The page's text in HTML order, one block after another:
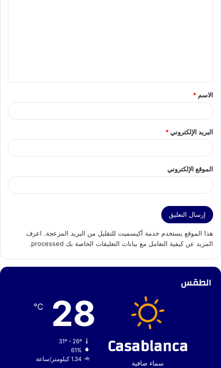
ق
*
الاسم *
البريد الإلكتروني*
الموقع الإلكتروني
هذا الموقع يستخدم خدمة أكيسميت للتقليل من البريد المزعجة. اعرف
المزيد عن كيفية التعامل مع بيانات التعليقات الخاصة بك processed
.
الطقس
Casablanca
سماء صافية
28
℃
31º - 26º
61%
1.34 كيلومتر/ساعة